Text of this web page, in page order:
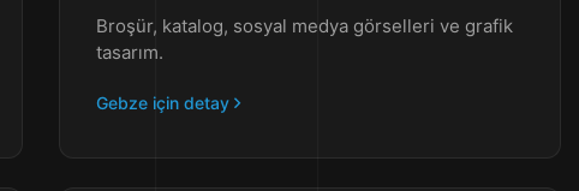
Broşür, katalog, sosyal medya görselleri ve grafik
tasarım.
Gebze için detay